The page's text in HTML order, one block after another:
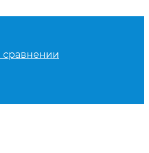
сравнении